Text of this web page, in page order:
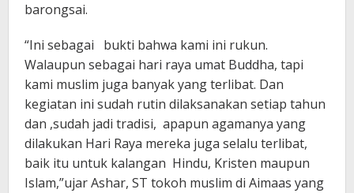
barongsai.
“Ini sebagai bukti bahwa kami ini rukun.
Walaupun sebagai hari raya umat Buddha, tapi
kami muslim juga banyak yang terlibat. Dan
kegiatan ini sudah rutin dilaksanakan setiap tahun
dan ,sudah jadi tradisi, apapun agamanya yang
dilakukan Hari Raya mereka juga selalu terlibat,
baik itu untuk kalangan Hindu, Kristen maupun
Islam,”ujar Ashar, ST tokoh muslim di Aimaas yang